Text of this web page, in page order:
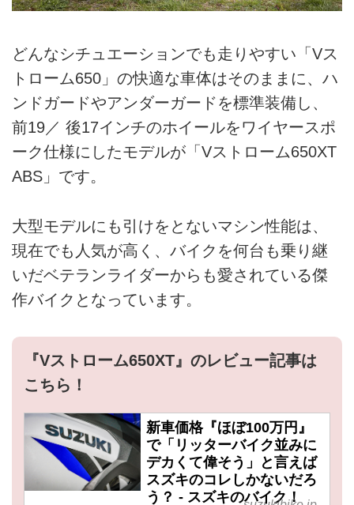
どんなシチュエーションでも走りやすい「Vス
トローム650」の快適な車体はそのままに、ハ
ンドガードやアンダーガードを標準装備し、
前19／ 後17インチのホイールをワイヤースポ
ーク仕様にしたモデルが「Vストローム650XT
ABS」です。
大型モデルにも引けをとないマシン性能は、
現在でも人気が高く、バイクを何台も乗り継
いだベテランライダーからも愛されている傑
作バイクとなっています。
『Vストローム650XT』のレビュー記事は
こちら！
新車価格『ほぼ100万円』
で「リッターバイク並みに
デカくて偉そう」と言えば
スズキのコレしかないだろ
う？ - スズキのバイク！